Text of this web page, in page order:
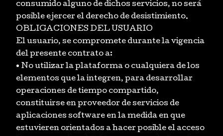
consumido alguno de dichos servicios, no será
posible ejercer el derecho de desistimiento.
OBLIGACIONES DEL USUARIO
El usuario, se compromete durante la vigencia
del presente contrato a:
• No utilizar la plataforma o cualquiera de los
elementos que la integren, para desarrollar
operaciones de tiempo compartido,
constituirse en proveedor de servicios de
aplicaciones software en la medida en que
estuvieren orientados a hacer posible el acceso